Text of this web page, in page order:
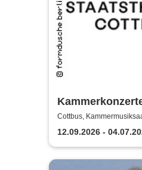
Staatstheater
Cottbus,
12.09.2026 -